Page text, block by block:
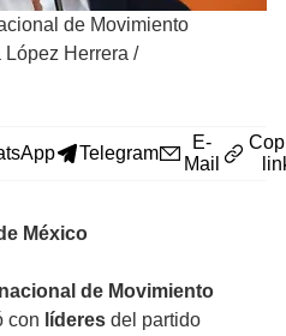
de Movimiento
López Herrera /
Telegram
E-
Mail
México
de Movimiento
con líderes del partido